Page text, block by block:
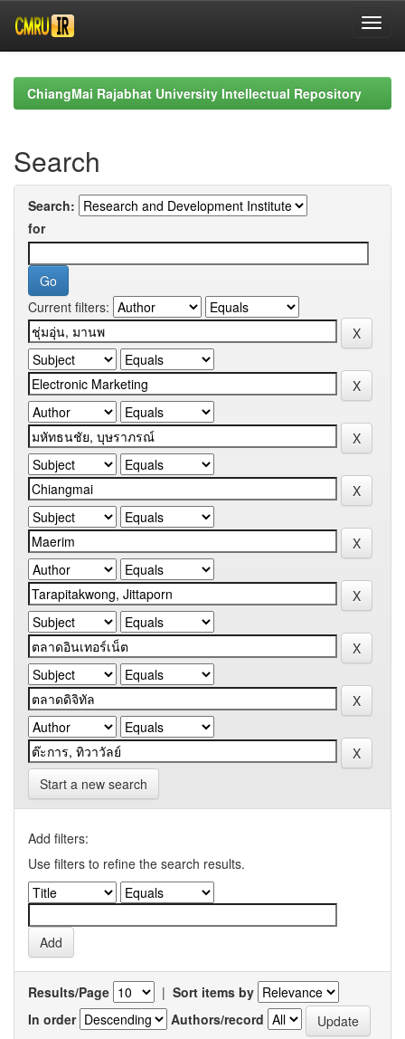
navigationChiangMai Rajabhat University Intellectual Repository
Search
Search:
for
Current filters:
Start a new search
Add filters:
Use filters to refine the search results.
Results/Page | Sort items by
In order
Authors/record